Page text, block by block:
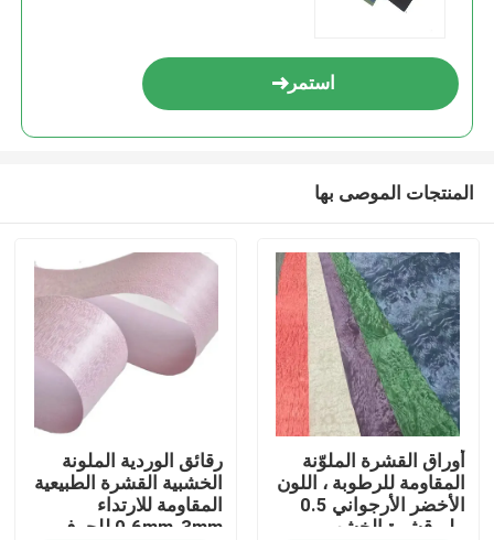
استمر
المنتجات الموصى بها
أوراق القشرة الملوّنة
المقاومة للرطوبة ، اللون
الأخضر الأرجواني 0.5
ملم قشرة الخشب
رقائق الوردية الملونة
الخشبية القشرة الطبيعية
المقاومة للارتداء
0.6mm-3mm للحرف